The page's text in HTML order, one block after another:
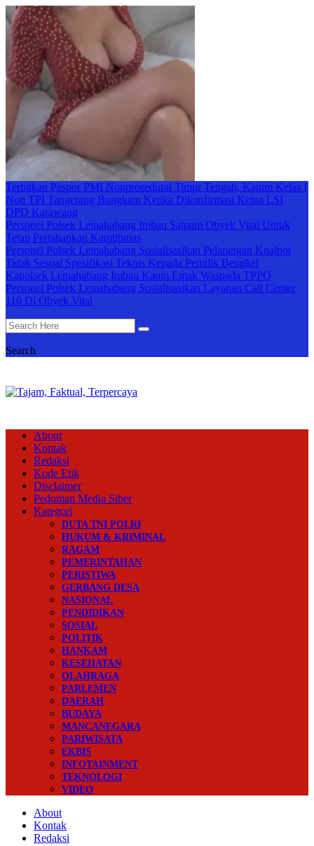
Terbitkan Paspor PMI Nonprosedural Timur Tengah, Kanim Kelas I
Non TPI Tangerang Bungkam Ketika Dikonfirmasi Ketua LSI
DPD Karawang
Personel Polsek Lemahabang Imbau Satpam Obyek Vital Untuk
Tetap Pertahankan Kamtibmas
Personel Polsek Lemahabang Sosialisasikan Pelarangan Knalpot
Tidak Sesuai Spesifikasi Teknis Kepada Pemilik Bengkel
Kapolsek Lemahabang Imbau Kaum Emak Waspada TPPO
Personel Polsek Lemahabang Sosialisasikan Layanan Call Center
110 Di Obyek Vital
Search
About
Kontak
Redaksi
Kode Etik
Disclaimer
Pedoman Media Siber
Kategori
DUTA TNI POLRI
HUKUM & KRIMINAL
RAGAM
PEMERINTAHAN
PERISTIWA
GERBANG DESA
NASIONAL
PENDIDIKAN
SOSIAL
POLITIK
HANKAM
KESEHATAN
OLAHRAGA
PARLEMEN
DAERAH
BUDAYA
MANCANEGARA
PARIWISATA
EKBIS
INFOTAINMENT
TEKNOLOGI
VIDEO
About
Kontak
Redaksi